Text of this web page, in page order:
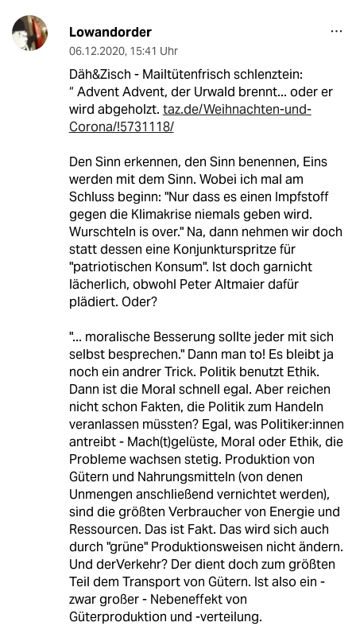
Lowandorder
06.12.2020, 15:41 Uhr
Däh&Zisch - Mailtütenfrisch schlenztein:
“ Advent Advent, der Urwald brennt... oder er
wird abgeholzt. taz.de/Weihnachten-und-
Corona/!5731118/
Den Sinn erkennen, den Sinn benennen, Eins
werden mit dem Sinn. Wobei ich mal am
Schluss beginn: "Nur dass es einen Impfstoff
gegen die Klimakrise niemals geben wird.
Wurschteln is over." Na, dann nehmen wir doch
statt dessen eine Konjunkturspritze für
"patriotischen Konsum". Ist doch garnicht
lächerlich, obwohl Peter Altmaier dafür
plädiert. Oder?
"... moralische Besserung sollte jeder mit sich
selbst besprechen." Dann man to! Es bleibt ja
noch ein andrer Trick. Politik benutzt Ethik.
Dann ist die Moral schnell egal. Aber reichen
nicht schon Fakten, die Politik zum Handeln
veranlassen müssten? Egal, was Politiker:innen
antreibt - Mach(t)gelüste, Moral oder Ethik, die
Probleme wachsen stetig. Produktion von
Gütern und Nahrungsmitteln (von denen
Unmengen anschließend vernichtet werden),
sind die größten Verbraucher von Energie und
Ressourcen. Das ist Fakt. Das wird sich auch
durch "grüne" Produktionsweisen nicht ändern.
Und derVerkehr? Der dient doch zum größten
Teil dem Transport von Gütern. Ist also ein -
zwar großer - Nebeneffekt von
Güterproduktion und -verteilung.